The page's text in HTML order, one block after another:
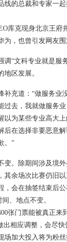
线的总裁和专家一
克现身北京王府
为，也曾引发网友围
“文科专业就是服
地区发展。
充道：“做服务业
过去，我就做服务
以为某些专业高大
后在选择非要恶意
。”
。除期间涉及境外
其余场次比赛仍旧
，会在抽签结束后
、地点不变。
门票能被真正来
出相应调整，会尽
场加大投入将为粉